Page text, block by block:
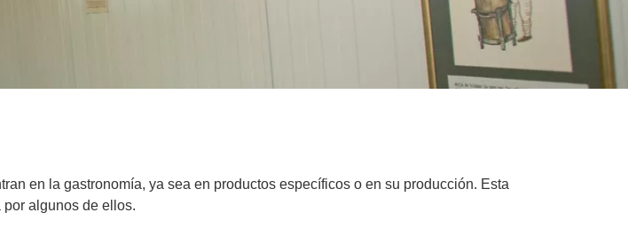
en la gastronomía, ya sea en productos específicos o en su producción. Esta
por algunos de ellos.